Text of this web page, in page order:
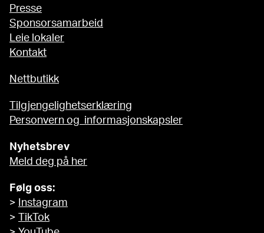
Presse
Sponsorsamarbeid
Leie lokaler
Kontakt
Nettbutikk
Tilgjengelighetserklæring
Personvern og informasjonskapsler
Nyhetsbrev
Meld deg på her
Følg oss:
>
Instagram
>
TikTok